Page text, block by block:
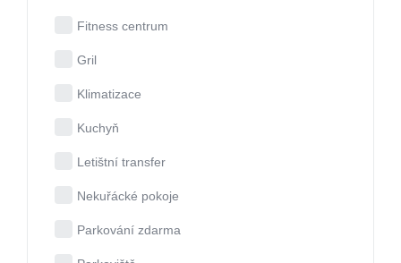
Fitness centrum
Gril
Klimatizace
Kuchyň
Letištní transfer
Nekuřácké pokoje
Parkování zdarma